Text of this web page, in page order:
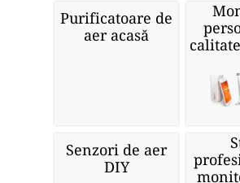
Purificatoare de
aer acasă
Senzori de aer
DIY